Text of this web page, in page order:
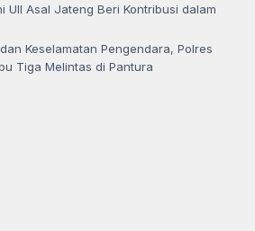
UII Asal Jateng Beri Kontribusi dalam
Keselamatan Pengendara, Polres
Tiga Melintas di Pantura